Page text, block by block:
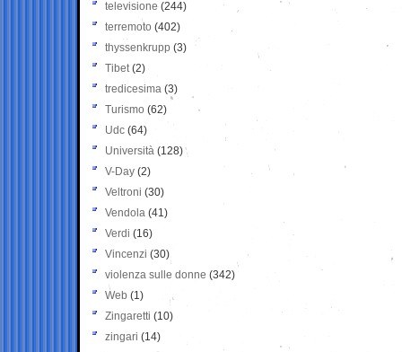
televisione(244)
terremoto (402)
thyssenkrupp (3)
Tibet(2)
tredicesima (3)
Turismo (62)
Udc (64)
Università (128)
V-Day (2)
Veltroni (30)
Vendola (41)
Verdi (16)
Vincenzi (30)
violenza sulle donne (342)
Web (1)
Zingaretti (10)
zingari (14)